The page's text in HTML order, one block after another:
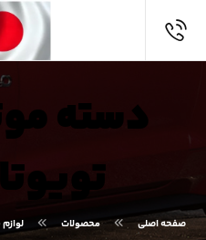
دسته
صفحه اصلی محصولات